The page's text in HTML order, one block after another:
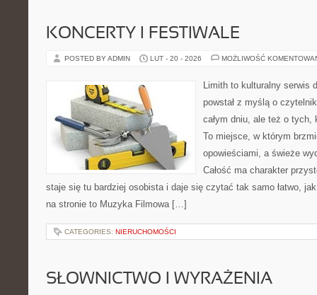
KONCERTY I FESTIWALE
POSTED BY ADMIN LUT - 20 - 2026 MOŻLIWOŚĆ
Limith to kulturalny serwis
powstał z myślą o
całym dniu, ale też o
To miejsce, w którym
opowieściami, a świeże
Całość ma charakter
staje się tu bardziej osobista i daje się czytać tak samo łatwo,
na stronie to Muzyka Filmowa […]
CATEGORIES: NIERUCHOMOŚCI
SŁOWNICTWO I WYRAŻENIA